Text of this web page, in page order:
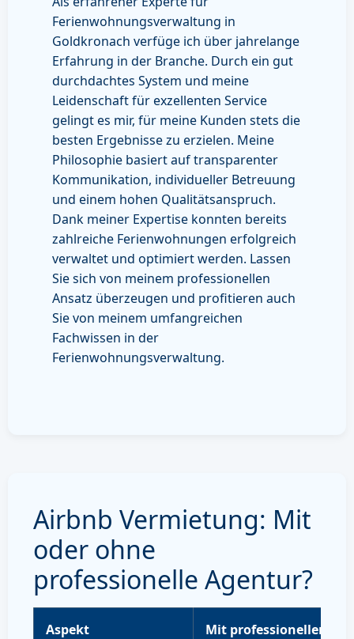
Ferienwohnungsverwaltung in
Goldkronach verfüge ich über jahrelange
Erfahrung in der Branche. Durch ein gut
durchdachtes System und meine
Leidenschaft für exzellenten Service
gelingt es mir, für meine Kunden stets die
besten Ergebnisse zu erzielen. Meine
Philosophie basiert auf transparenter
Kommunikation, individueller Betreuung
und einem hohen Qualitätsanspruch.
Dank meiner Expertise konnten bereits
zahlreiche Ferienwohnungen erfolgreich
verwaltet und optimiert werden. Lassen
Sie sich von meinem professionellen
Ansatz überzeugen und profitieren auch
Sie von meinem umfangreichen
Fachwissen in der
Ferienwohnungsverwaltung.
Airbnb Vermietung: Mit
oder ohne
professionelle Agentur?
Aspekt Mit professioneller